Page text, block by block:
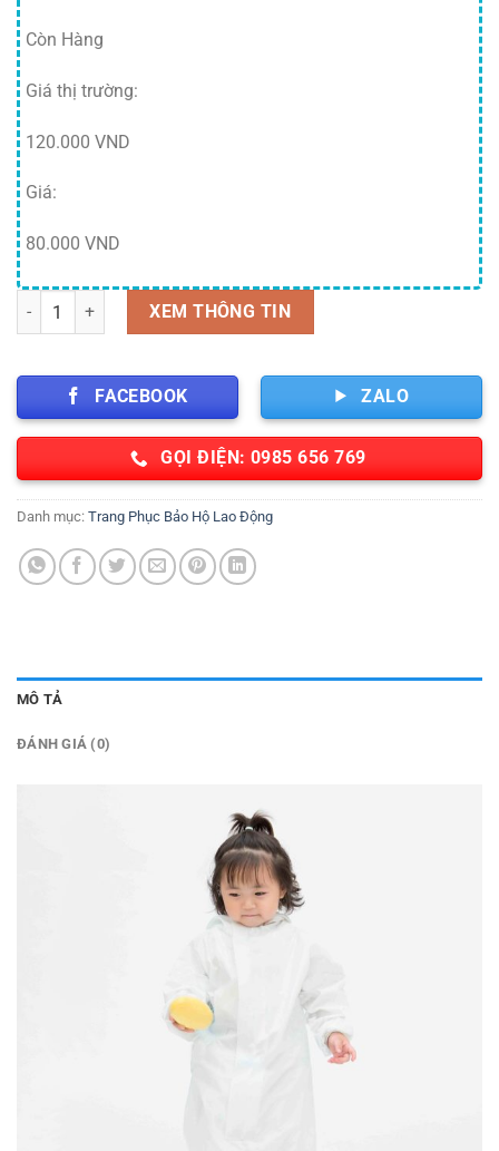
Còn Hàng
Giá thị trường:
120.000 VND
Giá:
80.000 VND
Bộ quần áo phòng dịch trẻ em Vin-2000 Pro số lượng
XEM THÔNG TIN
FACEBOOK ZALO
GỌI ĐIỆN: 0985 656 769
Danh mục: Trang Phục Bảo Hộ Lao Động
MÔ TẢ
ĐÁNH GIÁ (0)